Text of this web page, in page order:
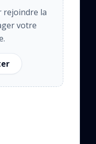
rejoindre la
votre